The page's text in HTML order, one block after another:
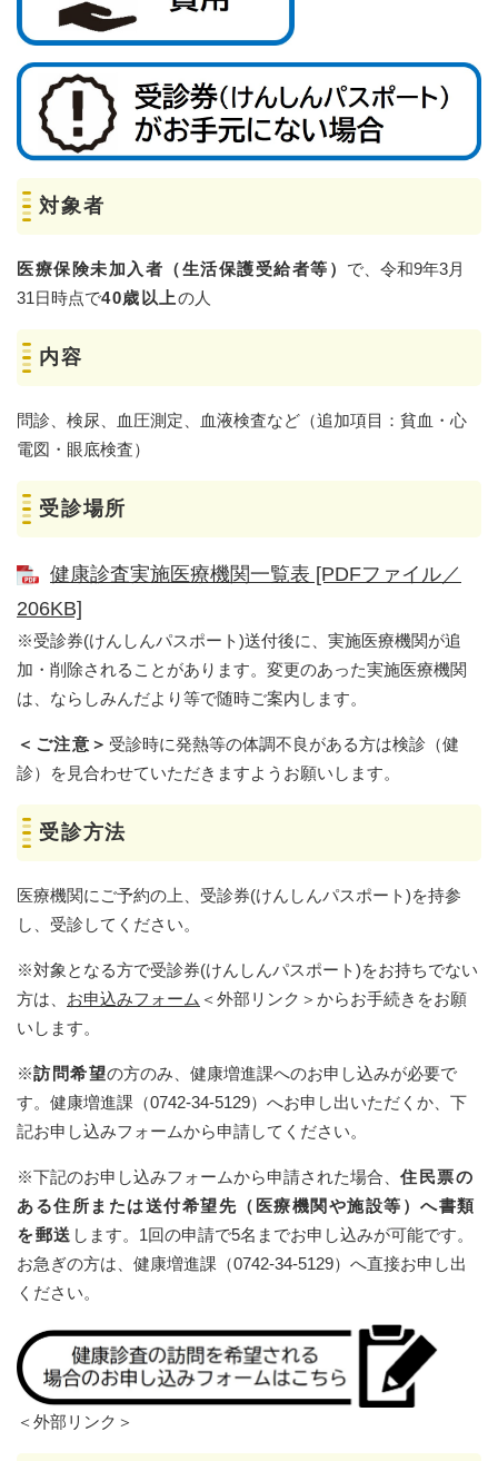
対象者
医療保険未加入者（生活保護受給者等） で、令和9年3月
31日時点で40歳以上の人
内容
問診、検尿、血圧測定、血液検査など（追加項目：貧血・心
電図・眼底検査）
受診場所
健康診査実施医療機関一覧表 [PDFファイル／
206KB]
※受診券(けんしんパスポート)送付後に、実施医療機関が追
加・削除されることがあります。変更のあった実施医療機関
は、ならしみんだより等で随時ご案内します。
＜ご注意＞ 受診時に発熱等の体調不良がある方は検診（健
診）を見合わせていただきますようお願いします。
受診方法
医療機関にご予約の上、受診券(けんしんパスポート)を持参
し、受診してください。
※対象となる方で受診券(けんしんパスポート)をお持ちでない
方は、 お申込みフォーム ＜外部リンク＞ からお手続きをお願
いします。
※訪問希望の方のみ、健康増進課へのお申し込みが必要で
す。健康増進課（0742-34-5129）へお申し出いただくか、下
記お申し込みフォームから申請してください。
※下記のお申し込みフォームから申請された場合、 住民票の
ある住所または送付希望先（医療機関や施設等）へ書類
を郵送 します。1回の申請で5名までお申し込みが可能です。
お急ぎの方は、健康増進課（0742-34-5129）へ直接お申し出
ください。
＜外部リンク＞